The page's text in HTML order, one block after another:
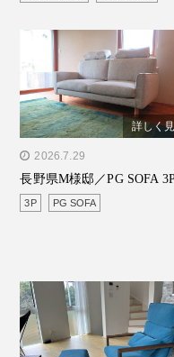
" alt="長野県M様邸／PG
SOFA 3P"/>
詳しく
2026.7.29
長野県M様邸／PG SOFA
3P PG SOFA